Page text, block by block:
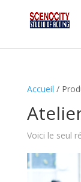
Accueil /
Voici le seul